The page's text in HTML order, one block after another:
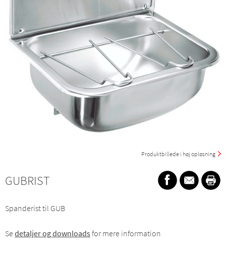
Søg:
Produktbillede i høj opløsning
GUBRIST
Spanderist til GUB
Se detaljer og downloads for mere information